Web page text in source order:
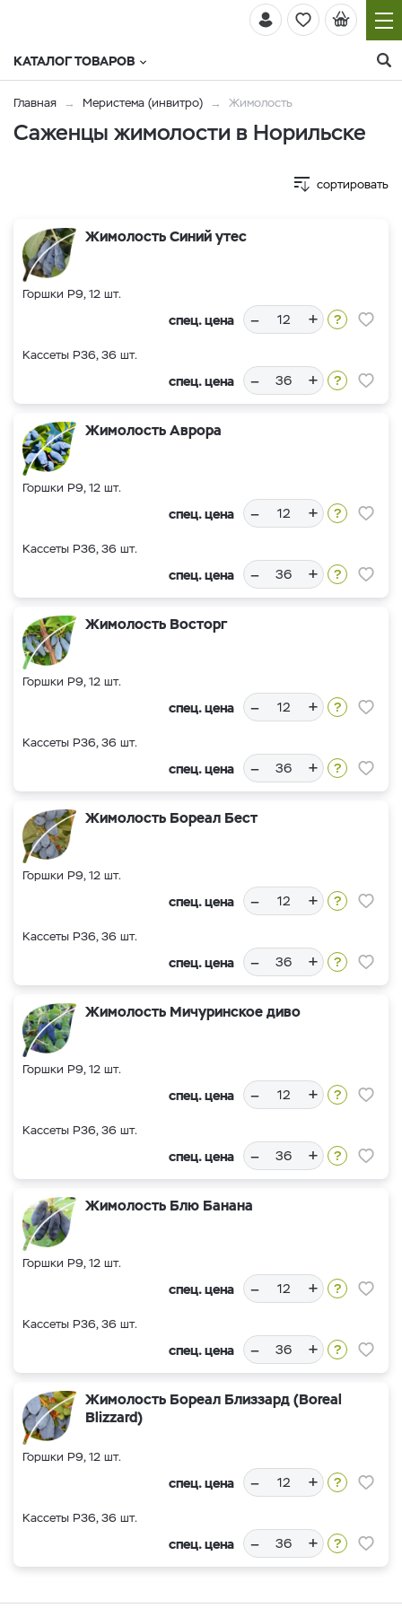
КАТАЛОГ ТОВАРОВ
Главная Меристема (инвитро) Жимолость
Саженцы жимолости в Норильске
сортировать
Жимолость Синий утес
Горшки Р9, 12 шт.
спец. цена – +
Кассеты Р36, 36 шт.
спец. цена – +
Жимолость Аврора
Горшки Р9, 12 шт.
спец. цена – +
Кассеты Р36, 36 шт.
спец. цена – +
Жимолость Восторг
Горшки Р9, 12 шт.
спец. цена – +
Кассеты Р36, 36 шт.
спец. цена – +
Жимолость Бореал Бест
Горшки Р9, 12 шт.
спец. цена – +
Кассеты Р36, 36 шт.
спец. цена – +
Жимолость Мичуринское диво
Горшки Р9, 12 шт.
спец. цена – +
Кассеты Р36, 36 шт.
спец. цена – +
Жимолость Блю Банана
Горшки Р9, 12 шт.
спец. цена – +
Кассеты Р36, 36 шт.
спец. цена – +
Жимолость Бореал Близзард (Boreal
Blizzard)
Горшки Р9, 12 шт.
спец. цена – +
Кассеты Р36, 36 шт.
спец. цена – +